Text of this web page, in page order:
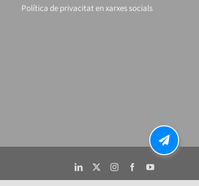
Política de privacitat en xarxes socials
LinkedIn InstagramFacebookYouTube